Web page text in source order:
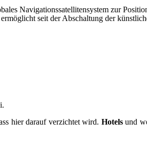
Navigationssatellitensystem zur
seit der Abschaltung der
hier darauf verzichtet wird. Hotelsund